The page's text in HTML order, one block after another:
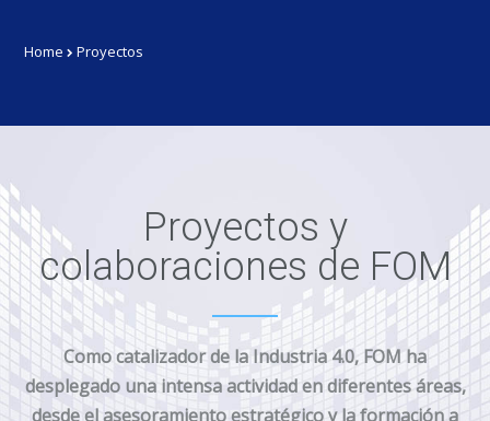
Home Proyectos
Proyectos y
colaboraciones de FOM
Como catalizador de la Industria 4.0, FOM ha
desplegado una intensa actividad en diferentes áreas,
desde el asesoramiento estratégico y la formación a